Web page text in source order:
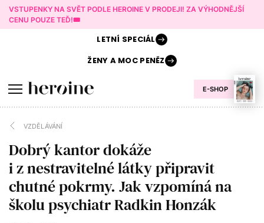
VSTUPENKY NA SVĚT PODLE HEROINE V PRODEJI! ZA VÝHODNĚJŠÍ
CENU POUZE TEĎ!🎟️
E-SHOP
LETNÍ SPECIÁL
ŽENY AMOC PENĚZ
VZDĚLÁVÁNÍ
Dobrý kantor dokáže
i z nestravitelné látky připravit
chutné pokrmy. Jak vzpomíná na
školu psychiatr Radkin Honzák